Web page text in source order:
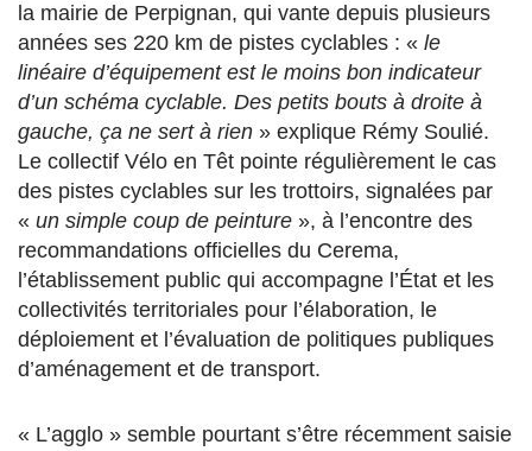
la mairie de Perpignan, qui vante depuis plusieurs
années ses 220 km de pistes cyclables : « le
linéaire d’équipement est le moins bon indicateur
d’un schéma cyclable. Des petits bouts à droite à
gauche, ça ne sert à rien » explique Rémy Soulié.
Le collectif Vélo en Têt pointe régulièrement le cas
des pistes cyclables sur les trottoirs, signalées par
« un simple coup de peinture », à l’encontre des
recommandations officielles du Cerema,
l’établissement public qui accompagne l’État et les
collectivités territoriales pour l’élaboration, le
déploiement et l’évaluation de politiques publiques
d’aménagement et de transport.
« L’agglo » semble pourtant s’être récemment saisie